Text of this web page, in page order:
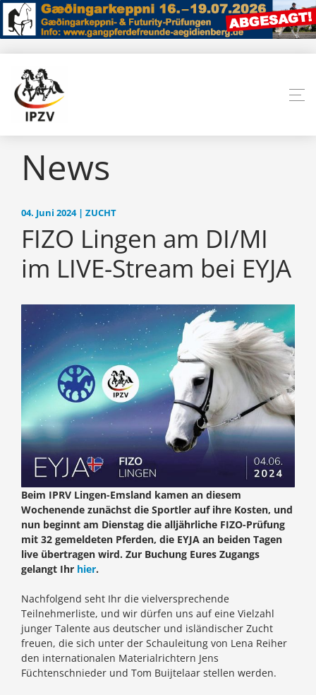
News
04. Juni 2024 | ZUCHT
FIZO Lingen am DI/MI
im LIVE-Stream bei EYJA
Beim IPRV Lingen-Emsland kamen an diesem
Wochenende zunächst die Sportler auf ihre Kosten, und
nun beginnt am Dienstag die alljährliche FIZO-Prüfung
mit 32 gemeldeten Pferden, die EYJA an beiden Tagen
live übertragen wird. Zur Buchung Eures Zugangs
gelangt Ihr hier.
Nachfolgend seht Ihr die vielversprechende
Teilnehmerliste, und wir dürfen uns auf eine Vielzahl
junger Talente aus deutscher und isländischer Zucht
freuen, die sich unter der Schauleitung von Lena Reiher
den internationalen Materialrichtern Jens
Füchtenschnieder und Tom Buijtelaar stellen werden.